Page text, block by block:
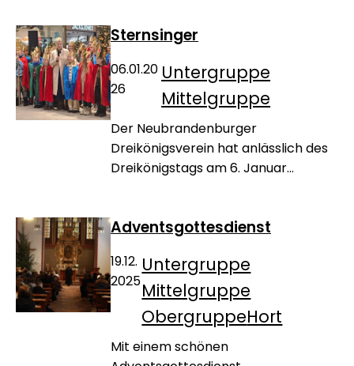
Sternsinger
06.01.20
26
Untergruppe
Mittelgruppe
Der Neubrandenburger
Dreikönigsverein hat anlässlich des
Dreikönigstags am 6. Januar...
Adventsgottesdienst
19.12.
2025
Untergruppe
Mittelgruppe
ObergruppeHort
Mit einem schönen